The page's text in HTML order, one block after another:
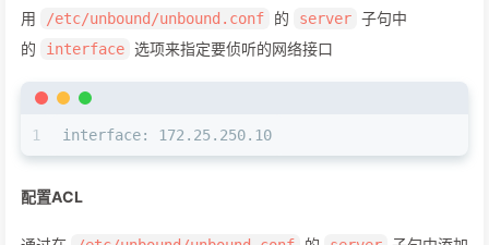
用
/etc/unbound/unbound.conf 的 server 子句中
的
interface 选项来指定要侦听的网络接口
1 interface: 172.25.250.10
配置ACL